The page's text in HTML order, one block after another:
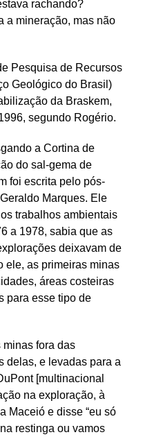
rachando?
a mineração, mas não
Pesquisa de Recursos
Geológico do Brasil)
da Braskem,
segundo Rogério.
a Cortina de
do sal-gema de
foi escrita pelo pós-
Marques. Ele
trabalhos ambientais
a 1978, sabia que as
deixavam de
ele, as primeiras minas
áreas costeiras
para esse tipo de
fora das
delas, e levadas para a
[multinacional
na exploração, à
Maceió e disse “eu só
restinga ou vamos